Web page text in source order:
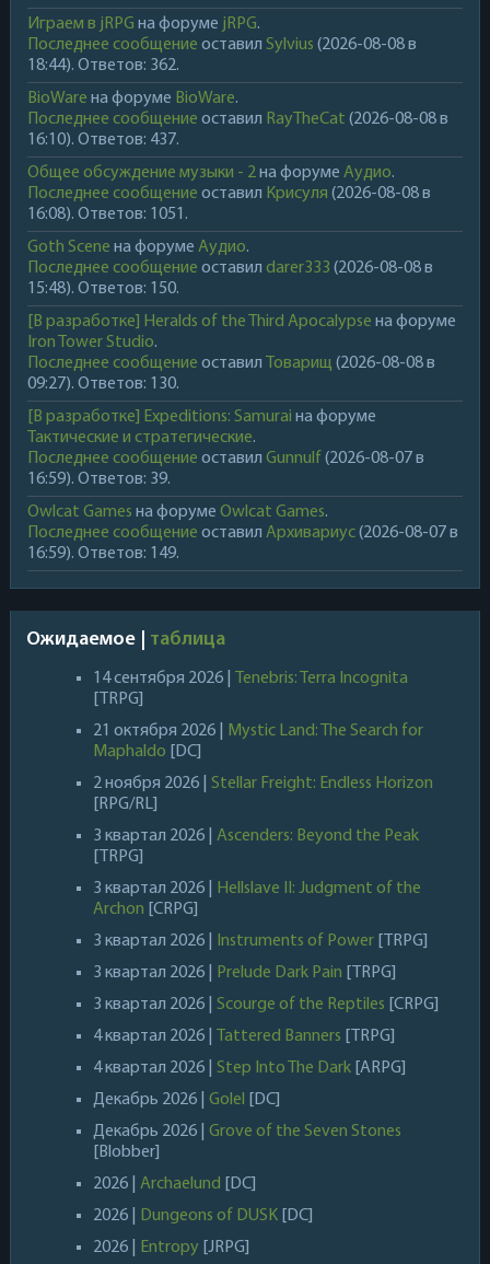
Играем в jRPG на форуме jRPG.
Последнее сообщение оставил Sylvius (2026-08-08 в
18:44). Ответов: 362.
BioWare на форуме BioWare.
Последнее сообщение оставил RayTheCat (2026-08-08 в
16:10). Ответов: 437.
Общее обсуждение музыки - 2на форуме Аудио.
Последнее сообщение оставил Крисуля (2026-08-08 в
16:08). Ответов: 1051.
Goth Scene на форуме Аудио.
Последнее сообщение оставил darer333 (2026-08-08 в
15:48). Ответов: 150.
[В разработке] Heralds of the Third Apocalypse на форуме
Iron Tower Studio.
Последнее сообщение оставил Товарищ (2026-08-08 в
09:27). Ответов: 130.
[В разработке] Expeditions: Samurai на форуме
Тактические и стратегические.
Последнее сообщение оставил Gunnulf (2026-08-07 в
16:59). Ответов: 39.
Owlcat Games на форуме Owlcat Games.
Последнее сообщение оставил Архивариус(2026-08-07 в
16:59). Ответов: 149.
Ожидаемое | таблица
14 сентября 2026 |
Tenebris: Terra Incognita
[TRPG]
21 октября 2026 | Mystic Land: The Search for
Maphaldo
[DC]
2 ноября 2026 | Stellar Freight: Endless Horizon
[RPG/RL]
3 квартал 2026 | Ascenders: Beyond the Peak
[TRPG]
3 квартал 2026 | Hellslave II: Judgment of the
Archon [CRPG]
3 квартал 2026 | Instruments of Power
[TRPG]
3 квартал 2026 | Prelude Dark Pain
[TRPG]
3 квартал 2026 | Scourge of the Reptiles [CRPG]
4 квартал 2026 |
Tattered Banners
[TRPG]
4 квартал 2026 | Step Into The Dark [ARPG]
Декабрь 2026 | Golel
[DC]
Декабрь 2026 | Grove of the Seven Stones
[Blobber]
2026 | Archaelund
[DC]
2026 | Dungeons of DUSK [DC]
2026 | Entropy [JRPG]